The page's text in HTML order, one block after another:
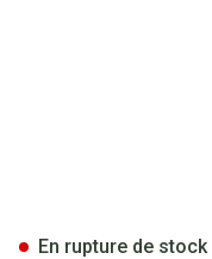
En rupture de stock